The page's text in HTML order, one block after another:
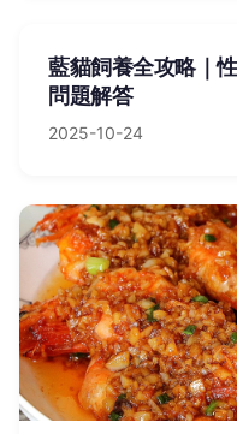
藍貓飼養全攻略｜
問題解答
2025-10-24